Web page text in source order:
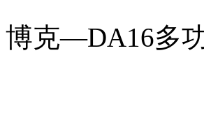
博克—DA16多